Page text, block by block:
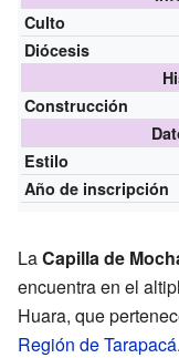
Culto
Diócesis
Construcción
Estilo
Año de inscripción
LaCapilla de
encuentra en el
Huara, que
Región de Tarapacá.